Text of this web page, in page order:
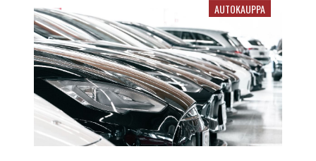
Suosikkimerkit
käytetyn
kaupoilla
AUTOKAUPPA